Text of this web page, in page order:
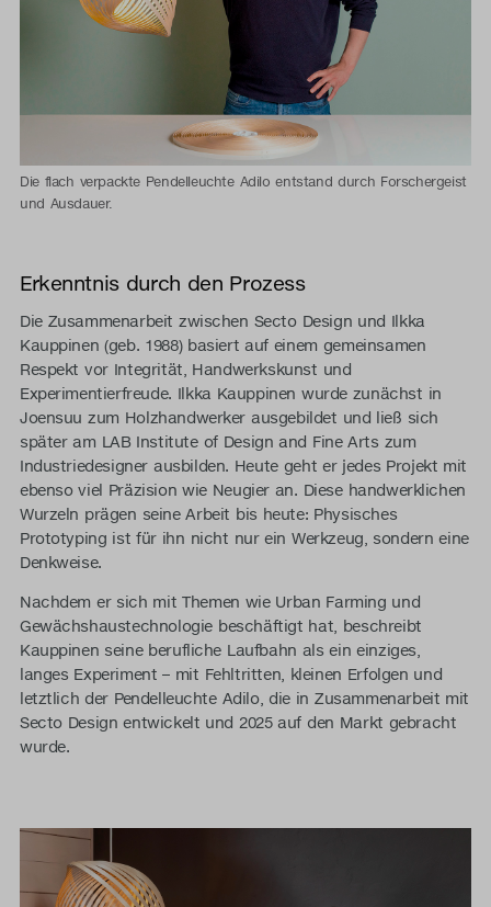
Die flach verpackte Pendelleuchte Adilo entstand durch Forschergeist
und Ausdauer.
Erkenntnis durch den Prozess
Die Zusammenarbeit zwischen Secto Design und Ilkka
Kauppinen (geb. 1988) basiert auf einem gemeinsamen
Respekt vor Integrität, Handwerkskunst und
Experimentierfreude. Ilkka Kauppinen wurde zunächst in
Joensuu zum Holzhandwerker ausgebildet und ließ sich
später am LAB Institute of Design and Fine Arts zum
Industriedesigner ausbilden. Heute geht er jedes Projekt mit
ebenso viel Präzision wie Neugier an. Diese handwerklichen
Wurzeln prägen seine Arbeit bis heute: Physisches
Prototyping ist für ihn nicht nur ein Werkzeug, sondern eine
Denkweise.
Nachdem er sich mit Themen wie Urban Farming und
Gewächshaustechnologie beschäftigt hat, beschreibt
Kauppinen seine berufliche Laufbahn als ein einziges,
langes Experiment – mit Fehltritten, kleinen Erfolgen und
letztlich der Pendelleuchte Adilo, die in Zusammenarbeit mit
Secto Design entwickelt und 2025 auf den Markt gebracht
wurde.